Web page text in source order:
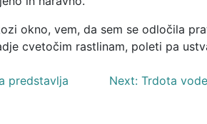
okno, vem, da sem se odločila
cvetočim rastlinam, poleti pa
predstavlja
Next: Trdota